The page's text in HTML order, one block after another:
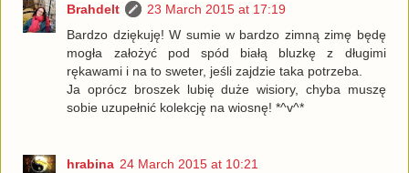
Brahdelt
23 March 2015 at 17:19
Bardzo dziękuję! W sumie w bardzo zimną zimę będę
mogła założyć pod spód białą bluzkę z długimi
rękawami i na to sweter, jeśli zajdzie taka potrzeba.
Ja oprócz broszek lubię duże wisiory, chyba muszę
sobie uzupełnić kolekcję na wiosnę! *^v^*
hrabina 24 March 2015 at 10:21